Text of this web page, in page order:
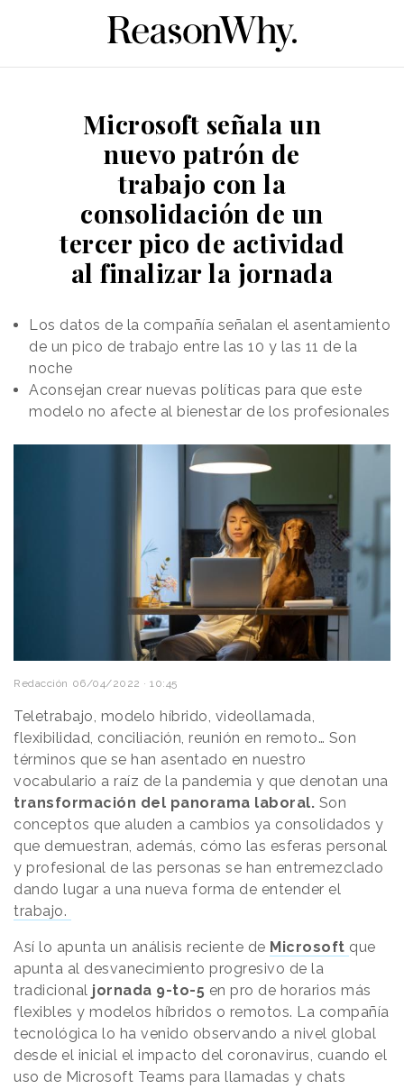
Microsoft señala un
nuevo patrón de
trabajo con la
consolidación de un
tercer pico de actividad
al finalizar la jornada
Los datos de la compañía señalan el asentamiento
de un pico de trabajo entre las 10 y las 11 de la
noche
Aconsejan crear nuevas políticas para que este
modelo no afecte al bienestar de los profesionales
Redacción 06/04/2022 · 10:45
Teletrabajo, modelo híbrido, videollamada,
flexibilidad, conciliación, reunión en remoto… Son
términos que se han asentado en nuestro
vocabulario a raíz de la pandemia y que denotan una
transformación del panorama laboral. Son
conceptos que aluden a cambios ya consolidados y
que demuestran, además, cómo las esferas personal
y profesional de las personas se han entremezclado
dando lugar a una nueva forma de entender el
trabajo.
Así lo apunta un análisis reciente de Microsoft que
apunta al desvanecimiento progresivo de la
tradicional jornada 9-to-5 en pro de horarios más
flexibles y modelos híbridos o remotos. La compañía
tecnológica lo ha venido observando a nivel global
desde el inicial el impacto del coronavirus, cuando el
uso de Microsoft Teams para llamadas y chats